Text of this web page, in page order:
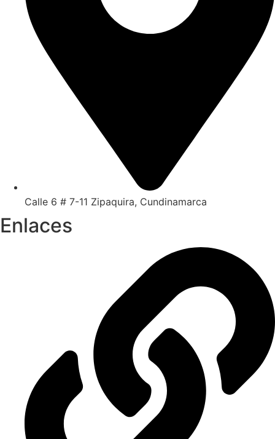
Calle 6 # 7-11 Zipaquira, Cundinamarca
Enlaces